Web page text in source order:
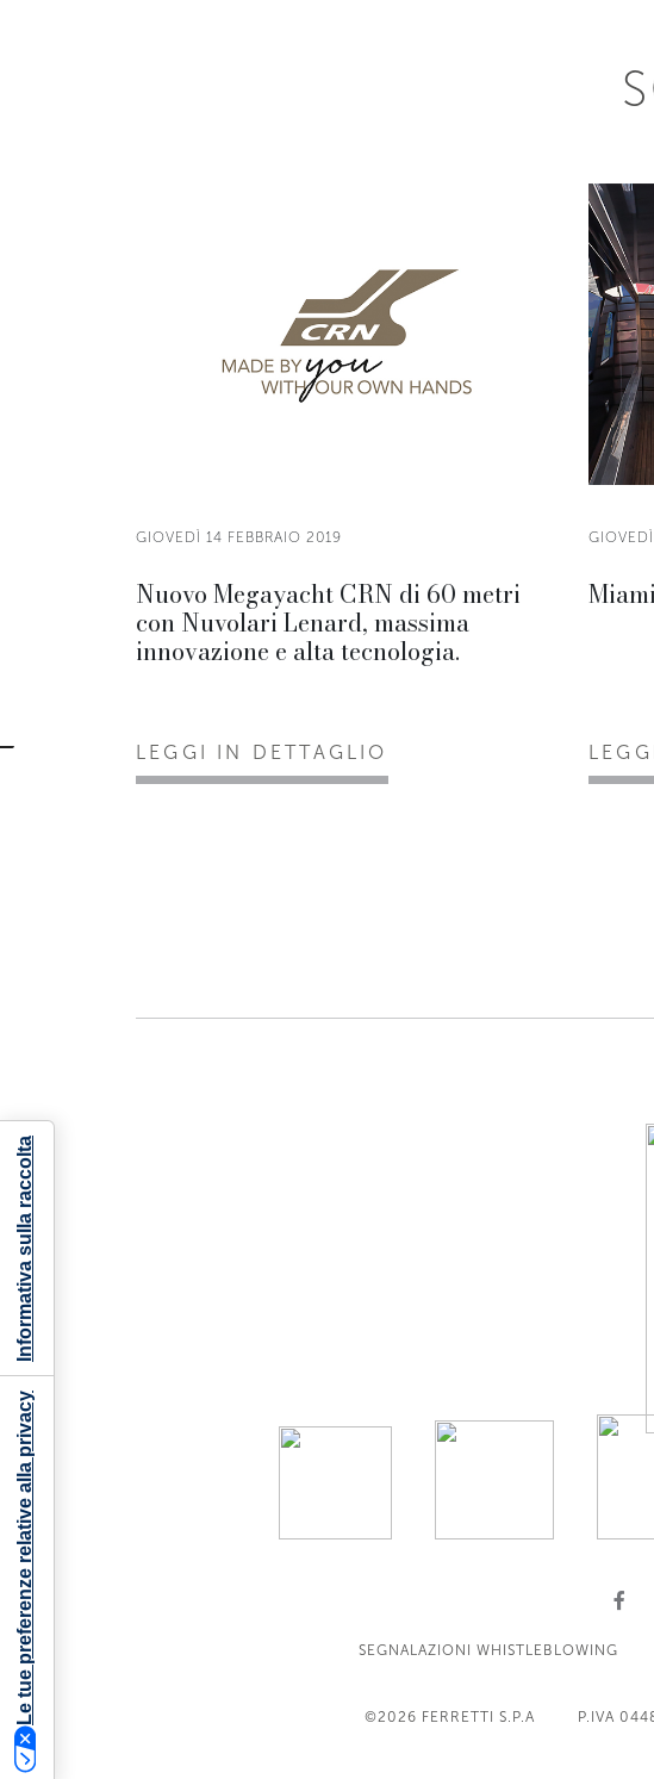
GIOVEDÌ 14 FEBBRAIO 2019
Nuovo Megayacht CRN di 60 metri
con Nuvolari Lenard, massima
innovazione e alta tecnologia.
LEGGI IN DETTAGLIO
SEGNALAZIONI WHISTLEBLOWING
©2026 FERRETTI S.P.A P.IVA
Le tue preferenze relative alla privacy
Informativa sulla raccolta